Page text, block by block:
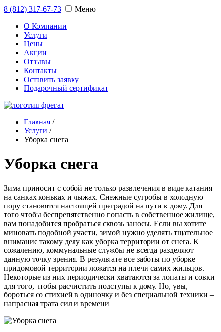
8 (812) 317-67-73
Меню
О Компании
Услуги
Цены
Акции
Отзывы
Контакты
Оставить заявку
Подарочный сертификат
Главная /
Услуги /
Уборка снега
Уборка снега
Зима приносит с собой не только развлечения в виде катания
на санках коньках и лыжах. Снежные сугробы в холодную
пору становятся настоящей преградой на пути к дому. Для
того чтобы беспрепятственно попасть в собственное жилище,
вам понадобится пробраться сквозь заносы. Если вы хотите
миновать подобной участи, зимой нужно уделять тщательное
внимание такому делу как уборка территории от снега. К
сожалению, коммунальные службы не всегда разделяют
данную точку зрения. В результате все заботы по уборке
придомовой территории ложатся на плечи самих жильцов.
Некоторые из них периодически хватаются за лопаты и совки
для того, чтобы расчистить подступы к дому. Но, увы,
бороться со стихией в одиночку и без специальной техники –
напрасная трата сил и времени.